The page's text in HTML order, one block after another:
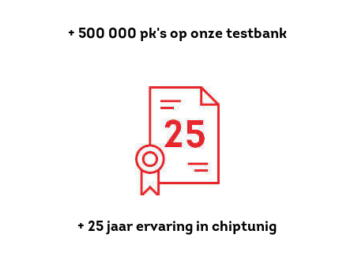
+ 500 000 pk's op onze testbank
+ 25 jaar ervaring in chiptunig